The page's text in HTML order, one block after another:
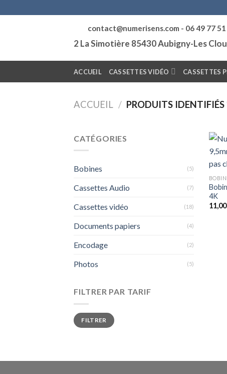
to
contact@numerisens.com - 06 49 77
2 La Simotière 85430 Aubigny-Les
ACCUEIL CASSETTES VIDÉO CASSETTES
ACCUEIL / PRODUITS
CATÉGORIES
Bobines (5)
Cassettes Audio (7)
Cassettes vidéo (18)
Documents papiers (4)
Encodage (2)
Photos (5)
FILTRER PAR TARIF
Prix
min
Prix
maxFILTRER
4K
11,00